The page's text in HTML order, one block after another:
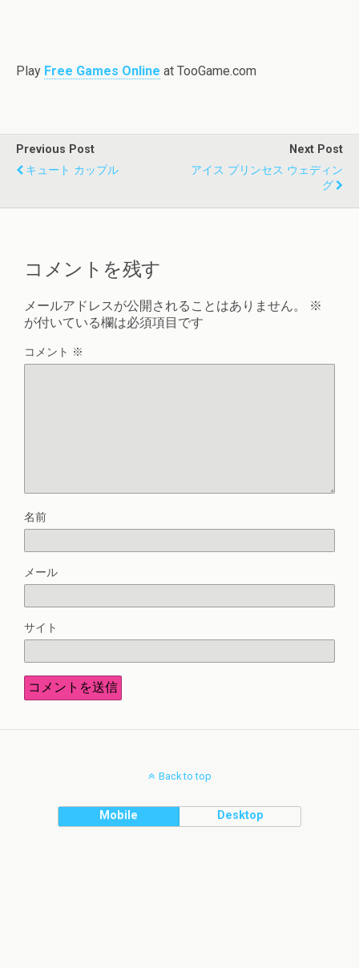
Play Free Games Online at TooGame.com
Previous Post
キュート カップル
Next Post
アイス プリンセス ウェディン
グ
コメントを残す
メールアドレスが公開されることはありません。
※
が付いている欄は必須項目です
コメント ※
名前
メール
サイト
Back to top
Mobile Desktop